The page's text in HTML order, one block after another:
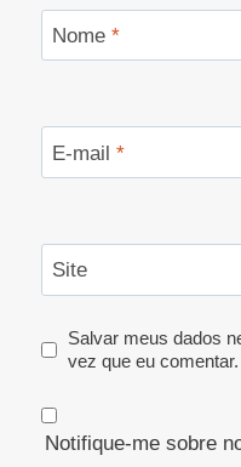
Nome *
E-mail *
Site
Salvar meus dados
vez que eu comentar.
Notifique-me sobre